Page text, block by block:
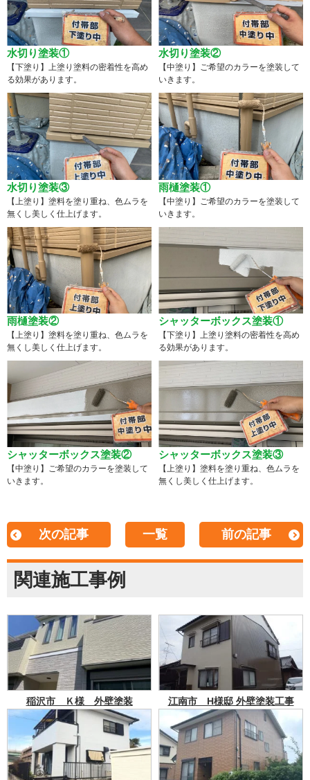
水切り塗装①
【下塗り】上塗り塗料の密着性を高め
る効果があります。
水切り塗装②
【中塗り】ご希望のカラーを塗装して
いきます。
水切り塗装③
【上塗り】塗料を塗り重ね、色ムラを
無くし美しく仕上げます。
雨樋塗装①
【中塗り】ご希望のカラーを塗装して
いきます。
雨樋塗装②
【上塗り】塗料を塗り重ね、色ムラを
無くし美しく仕上げます。
シャッターボックス塗装①
【下塗り】上塗り塗料の密着性を高め
る効果があります。
シャッターボックス塗装②
【中塗り】ご希望のカラーを塗装して
いきます。
シャッターボックス塗装③
【上塗り】塗料を塗り重ね、色ムラを
無くし美しく仕上げます。
次の記事 一覧 前の記事
関連施工事例
稲沢市 Ｋ様 外壁塗装 江南市 H様邸 外壁塗装工事